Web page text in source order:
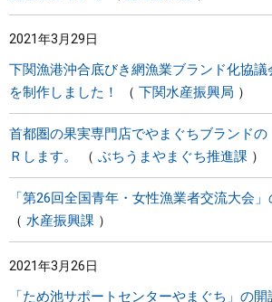
2021年3月29日
下関漁港沖合底びき網漁業ブランド化協
を制作しました！
下関水産振興局
首都圏の果実専門店でやまぐちブランドの
Ｒします。
ぶちうまやまぐち推進課
「第26回全国青年・女性漁業者交流大会
水産振興課
2021年3月26日
「ため池サポートセンターやまぐち」の